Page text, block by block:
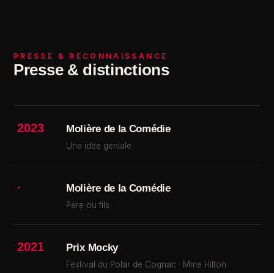
PRESSE & RECONNAISSANCE
Presse & distinctions
2023 Molière de la Comédie
Une idée géniale
· Molière de la Comédie
Père ou fils
2021 Prix Mocky
Festival du Polar de Cognac · Mme Hilton